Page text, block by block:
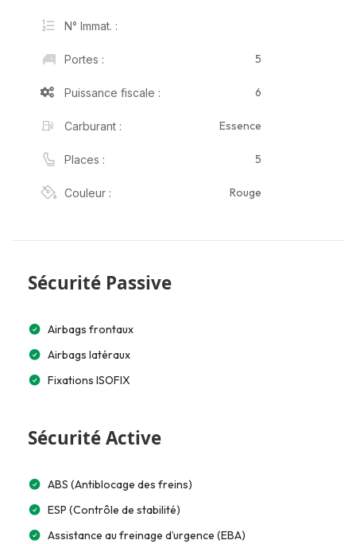
N° Immat. :
Portes : 5
Puissance fiscale : 6
Carburant : Essence
Places : 5
Couleur : Rouge
Sécurité Passive
Airbags frontaux
Airbags latéraux
Fixations ISOFIX
Sécurité Active
ABS (Antiblocage des freins)
ESP (Contrôle de stabilité)
Assistance au freinage d’urgence (EBA)